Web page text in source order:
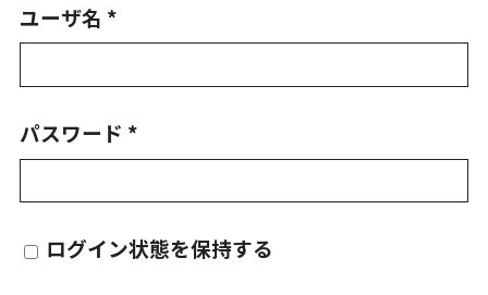
ユーザ名 *
パスワード *
ログイン状態を保持する